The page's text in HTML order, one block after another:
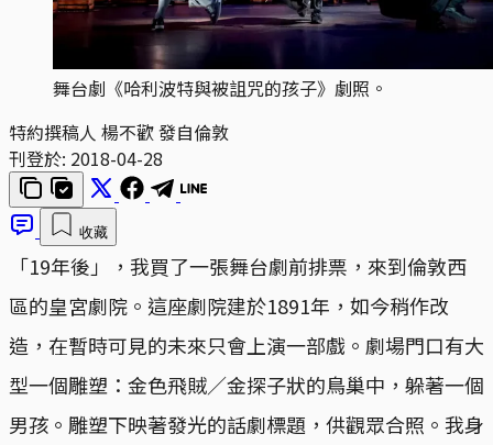
舞台劇《哈利波特與被詛咒的孩子》劇照。
特約撰稿人 楊不歡 發自倫敦
刊登於: 2018-04-28
收藏
「19年後」，我買了一張舞台劇前排票，來到倫敦西
區的皇宮劇院。這座劇院建於1891年，如今稍作改
造，在暫時可見的未來只會上演一部戲。劇場門口有大
型一個雕塑：金色飛賊／金探子狀的鳥巢中，躲著一個
男孩。雕塑下映著發光的話劇標題，供觀眾合照。我身